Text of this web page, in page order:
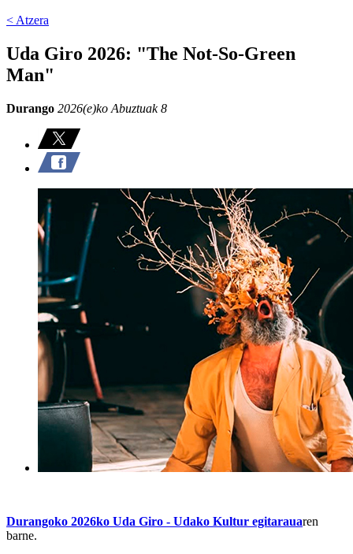
< Atzera
Uda Giro 2026: "The Not-So-Green
Man"
Durango 2026(e)ko Abuztuak 8
Durangoko 2026ko Uda Giro - Udako Kultur egitarauaren
barne.